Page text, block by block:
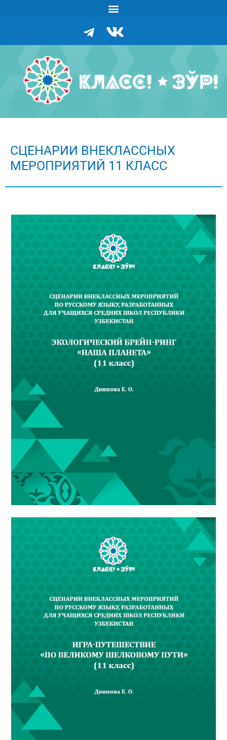
СЦЕНАРИИ ВНЕКЛАССНЫХ
МЕРОПРИЯТИЙ 11 КЛАСС